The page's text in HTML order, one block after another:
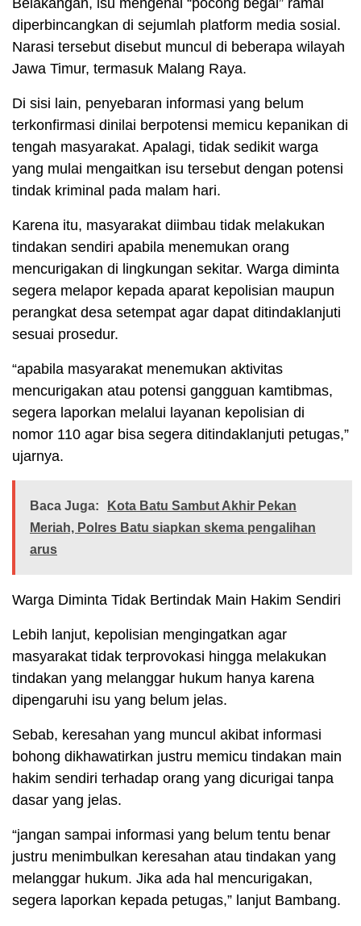
Belakangan, isu mengenai “pocong begal” ramai
diperbincangkan di sejumlah platform media sosial.
Narasi tersebut disebut muncul di beberapa wilayah
Jawa Timur, termasuk Malang Raya.
Di sisi lain, penyebaran informasi yang belum
terkonfirmasi dinilai berpotensi memicu kepanikan di
tengah masyarakat. Apalagi, tidak sedikit warga
yang mulai mengaitkan isu tersebut dengan potensi
tindak kriminal pada malam hari.
Karena itu, masyarakat diimbau tidak melakukan
tindakan sendiri apabila menemukan orang
mencurigakan di lingkungan sekitar. Warga diminta
segera melapor kepada aparat kepolisian maupun
perangkat desa setempat agar dapat ditindaklanjuti
sesuai prosedur.
“apabila masyarakat menemukan aktivitas
mencurigakan atau potensi gangguan kamtibmas,
segera laporkan melalui layanan kepolisian di
nomor 110 agar bisa segera ditindaklanjuti petugas,”
ujarnya.
Baca Juga:
Kota Batu Sambut Akhir Pekan
Meriah, Polres Batu siapkan skema pengalihan
arus
Warga Diminta Tidak Bertindak Main Hakim Sendiri
Lebih lanjut, kepolisian mengingatkan agar
masyarakat tidak terprovokasi hingga melakukan
tindakan yang melanggar hukum hanya karena
dipengaruhi isu yang belum jelas.
Sebab, keresahan yang muncul akibat informasi
bohong dikhawatirkan justru memicu tindakan main
hakim sendiri terhadap orang yang dicurigai tanpa
dasar yang jelas.
“jangan sampai informasi yang belum tentu benar
justru menimbulkan keresahan atau tindakan yang
melanggar hukum. Jika ada hal mencurigakan,
segera laporkan kepada petugas,” lanjut Bambang.